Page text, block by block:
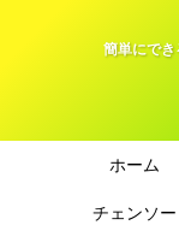
簡単にで
ホーム
チェンソー